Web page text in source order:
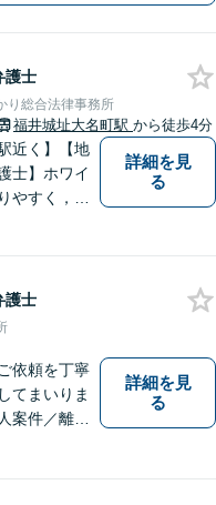
護士
り総合法律事務所
福井城址大名町駅 から徒歩4分
近く】【地
士】ホワイ
やすく，納
【明確な料
ブルでお悩
にご相談く
詳細を見
る
護士
依頼を丁寧
てまいりま
案件／離
詳細を見
る